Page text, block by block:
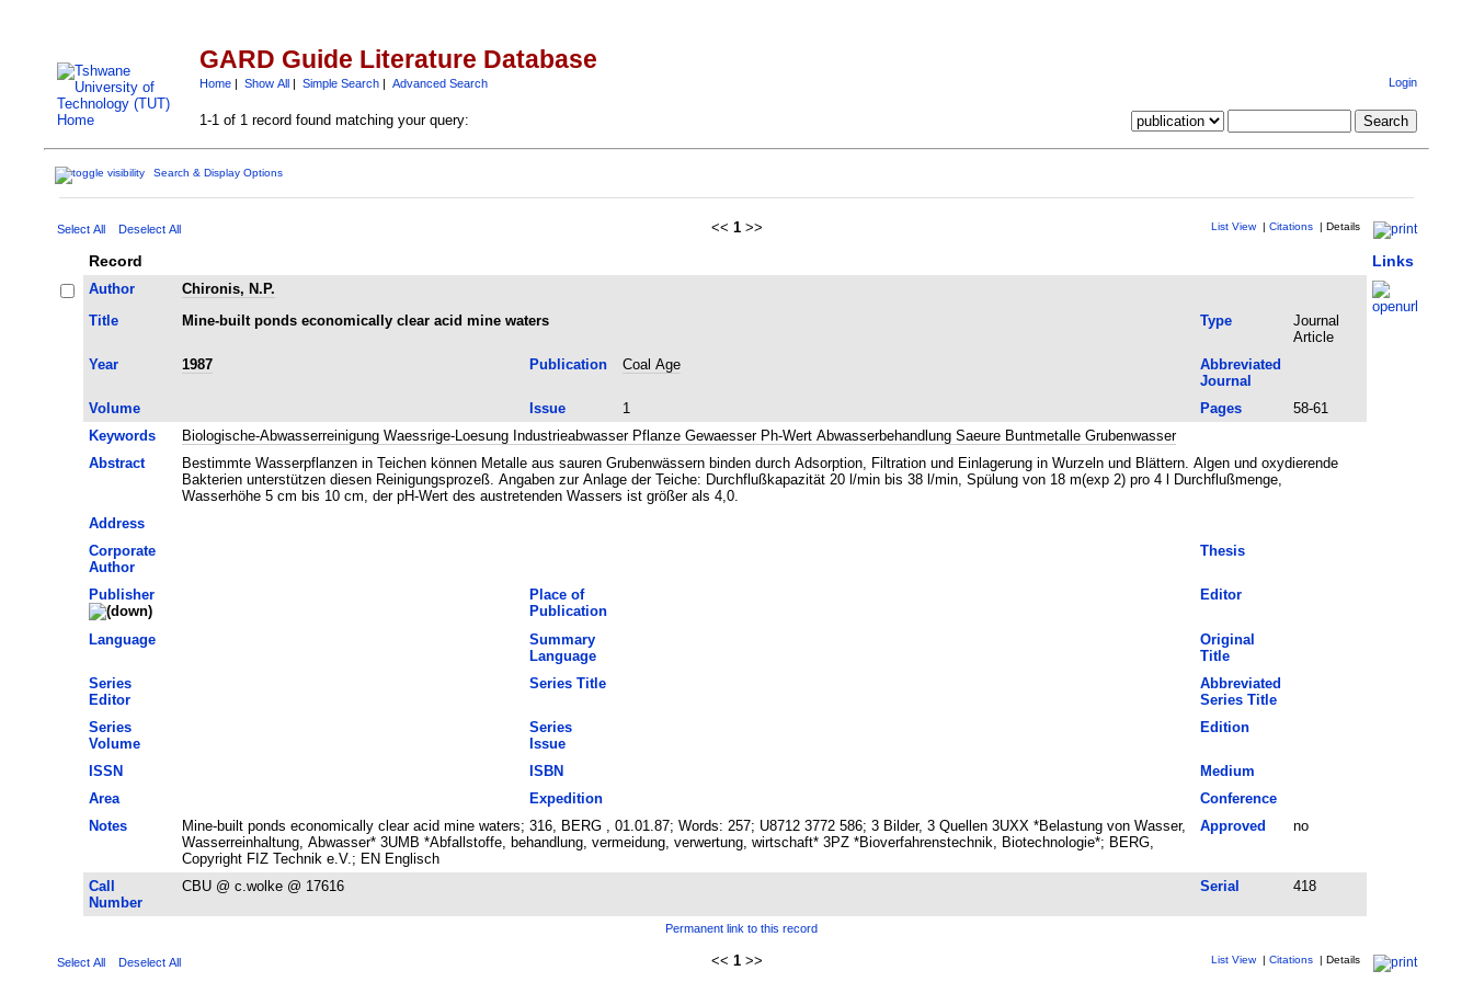
GARD Guide Literature Database
Home| Show All| Simple Search| Advanced Search Login
1-1 of 1 record found matching your query:
Search & Display Options
Select All Deselect All << 1 >> List View | Citations | Details
Record Links
Author
Chironis, N.P.
Title
Mine-built ponds economically clear acid mine waters Type
Journal
Article
Year
1987 Publication Coal Age
Abbreviated
Journal
Volume
Issue 1 Pages
58-61
Keywords
Biologische-Abwasserreinigung Waessrige-Loesung Industrieabwasser Pflanze Gewaesser Ph-Wert Abwasserbehandlung Saeure Buntmetalle Grubenwasser
Abstract
Bestimmte Wasserpflanzen in Teichen können Metalle aus sauren Grubenwässern binden durch Adsorption, Filtration und Einlagerung in Wurzeln und Blättern. Algen und oxydierende
Bakterien unterstützen diesen Reinigungsprozeß. Angaben zur Anlage der Teiche: Durchflußkapazität 20 l/min bis 38 l/min, Spülung von 18 m(exp 2) pro 4 l Durchflußmenge,
Wasserhöhe 5 cm bis 10 cm, der pH-Wert des austretenden Wassers ist größer als 4,0.
Address
Corporate
Author
Thesis
Publisher
Place of
Publication
Editor
Language
Summary
Language
Original
Title
Series
Editor
Series Title
Abbreviated
Series Title
Series
Volume
Series
Issue
Edition
ISSN ISBN
Medium
Area
Expedition
Conference
Notes
Mine-built ponds economically clear acid mine waters; 316, BERG , 01.01.87; Words: 257; U8712 3772 586; 3 Bilder, 3 Quellen 3UXX *Belastung von Wasser,
Wasserreinhaltung, Abwasser* 3UMB *Abfallstoffe, behandlung, vermeidung, verwertung, wirtschaft* 3PZ *Bioverfahrenstechnik, Biotechnologie*; BERG,
Copyright FIZ Technik e.V.; EN Englisch
Approved no
Call
Number
CBU @ c.wolke @ 17616 Serial 418
Permanent link to this record
Select All Deselect All << 1 >> List View | Citations | Details